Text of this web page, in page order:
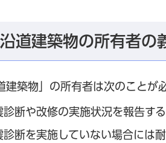
道建築物の所有者の
建築物」の所有者は次のことが
診断や改修の実施状況を報告す
診断を実施していない場合には